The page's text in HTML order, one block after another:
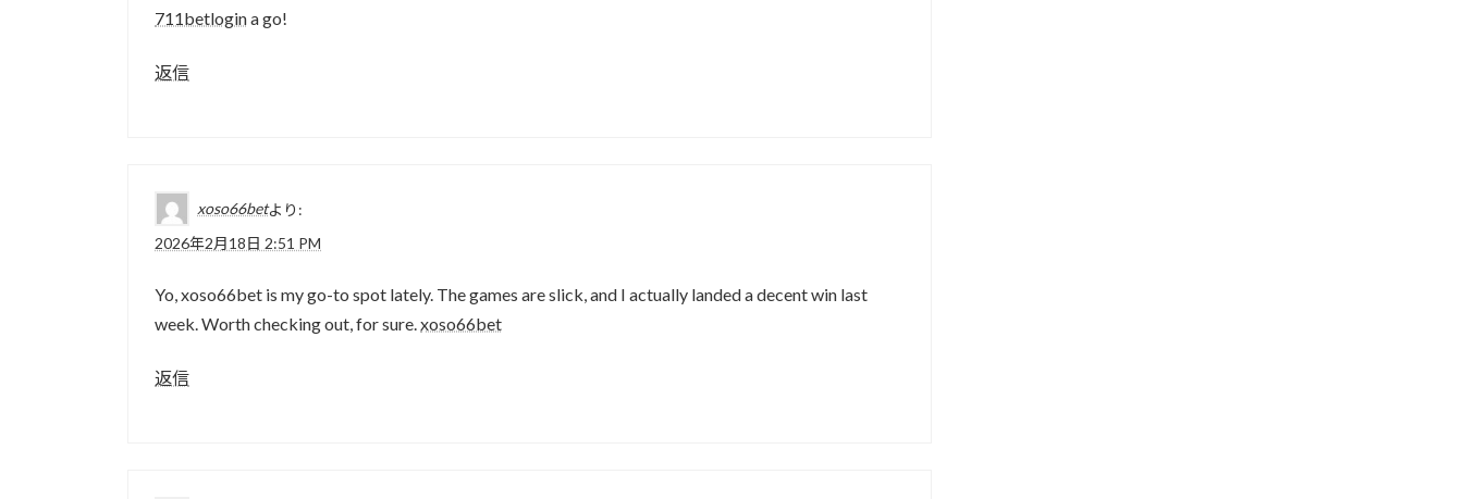
711betlogina go!
返信
xoso66betより:
2026年2月18日 2:51 PM
Yo, xoso66bet is my go-to spot lately. The games are slick, and I actually landed a decent win last
week. Worth checking out, for sure.xoso66bet
返信